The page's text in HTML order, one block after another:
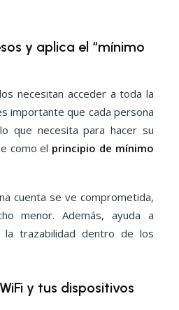
y aplica el “mínimo
necesitan acceder a toda la
importante que cada persona
que necesita para hacer su
como el principio de mínimo
cuenta se ve comprometida,
menor. Además, ayuda a
trazabilidad dentro de los
y tus dispositivos